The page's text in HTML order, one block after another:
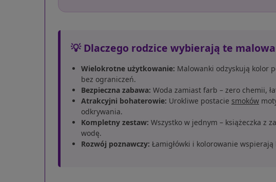
💡 Dlaczego rodzice wybierają te
Wielokrotne użytkowanie: Malowanki odzyskują kolor
bez ograniczeń.
Bezpieczna zabawa: Woda zamiast farb – zero chemii,
Atrakcyjni bohaterowie: Urokliwe postacie smoków
odkrywania.
Kompletny zestaw: Wszystko w jednym – książeczka z
wodę.
Rozwój poznawczy: Łamigłówki i kolorowanie